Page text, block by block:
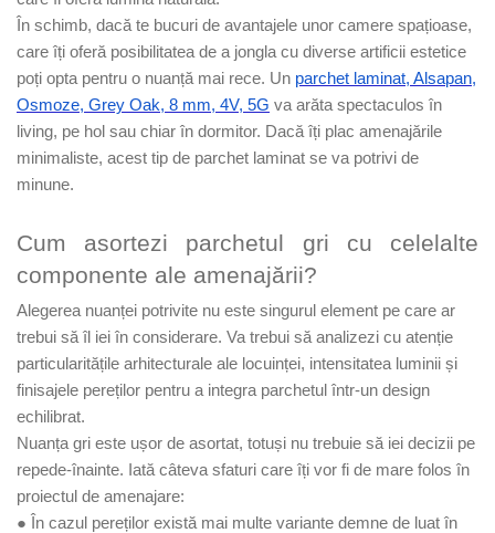
În schimb, dacă te bucuri de avantajele unor camere spațioase,
care îți oferă posibilitatea de a jongla cu diverse artificii estetice
poți opta pentru o nuanță mai rece. Un parchet laminat, Alsapan,
Osmoze, Grey Oak, 8 mm, 4V, 5G va arăta spectaculos în
living, pe hol sau chiar în dormitor. Dacă îți plac amenajările
minimaliste, acest tip de parchet laminat se va potrivi de
minune.
Cum asortezi parchetul gri cu celelalte
componente ale amenajării?
Alegerea nuanței potrivite nu este singurul element pe care ar
trebui să îl iei în considerare. Va trebui să analizezi cu atenție
particularitățile arhitecturale ale locuinței, intensitatea luminii și
finisajele pereților pentru a integra parchetul într-un design
echilibrat.
Nuanța gri este ușor de asortat, totuși nu trebuie să iei decizii pe
repede-înainte. Iată câteva sfaturi care îți vor fi de mare folos în
proiectul de amenajare:
● În cazul pereților există mai multe variante demne de luat în